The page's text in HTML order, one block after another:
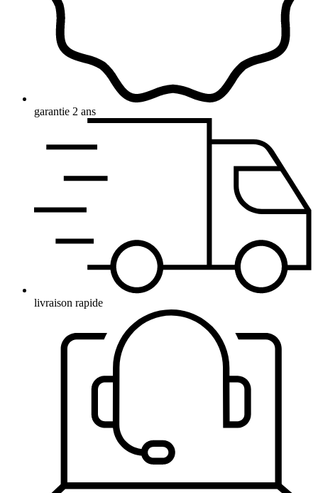
garantie 2 ans
livraison rapide